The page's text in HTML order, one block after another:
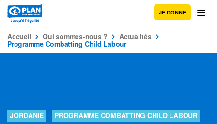
JE DONNE
Accueil Qui sommes-nous ?
Actualités
Programme Combatting Child Labour
JORDANIE PROGRAMME COMBATTING CHILD LABOUR